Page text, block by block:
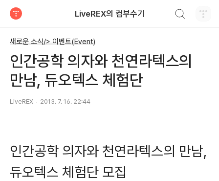
LiveREX의 컴부수기
새로운 소식/> 이벤트(Event)
인간공학 의자와 천연라텍스의
만남, 듀오텍스 체험단
LiveREX 2013. 7. 16. 22:44
인간공학 의자와 천연라텍스의 만남,
듀오텍스 체험단 모집